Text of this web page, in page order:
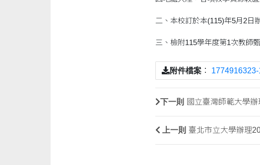
二、本校訂於本(115)年5月2日
三、檢附115學年度第1次教師
附件檔案 ：
下一則 國立臺灣師範大學
上一則 臺北市立大學辦理